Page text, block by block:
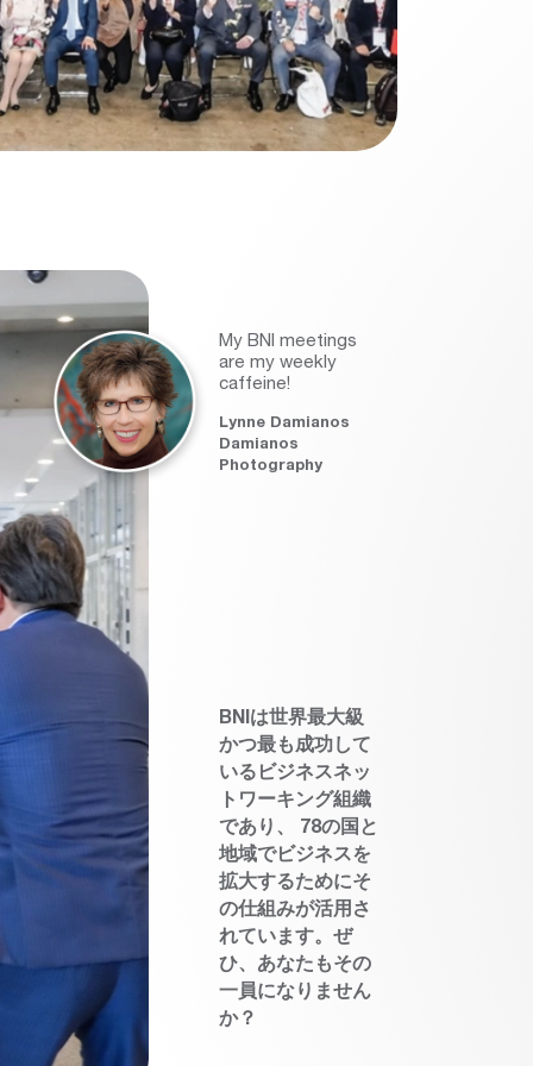
My BNI meetings
are my weekly
caffeine!
Lynne Damianos
Damianos
Photography
BNIは世界最大級
かつ最も成功して
いるビジネスネッ
トワーキング組織
であり、 78の国と
地域でビジネスを
拡大するためにそ
の仕組みが活用さ
れています。ぜ
ひ、あなたもその
一員になりません
か？